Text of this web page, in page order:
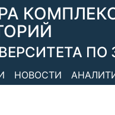
ПО
НОВОСТИ